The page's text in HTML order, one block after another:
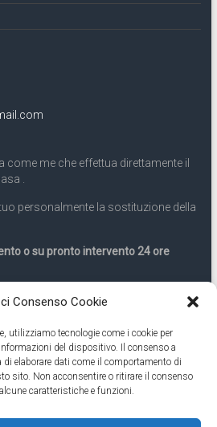
Consenso Cookie
utilizziamo tecnologie come i cookie per
del dispositivo. Il consenso a
di elaborare dati come il comportamento di
sito. Non acconsentire o ritirare il consenso
caratteristiche e funzioni.
me che effettua direttamente il
.
personalmente la sostituzione della
o su pronto intervento 24 ore
apertura porte pronto intervento 24